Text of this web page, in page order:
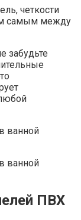
четкости
самым между
забудьте
ПВХ